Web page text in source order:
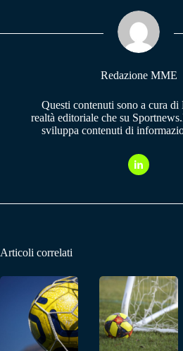
pp m
Redazione MME
Questi contenuti sono a cura
realtà editoriale che su
sviluppa contenuti di
Articoli correlati